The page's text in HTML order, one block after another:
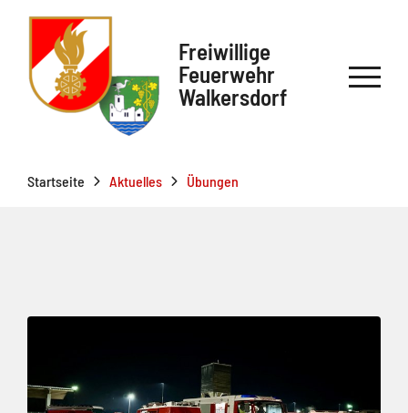
Freiwillige
Feuerwehr
Walkersdorf
Startseite Aktuelles Übungen